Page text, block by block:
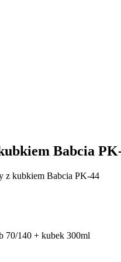
Babcia
z kubkiem Babcia PK-44
70/140 + kubek 300ml